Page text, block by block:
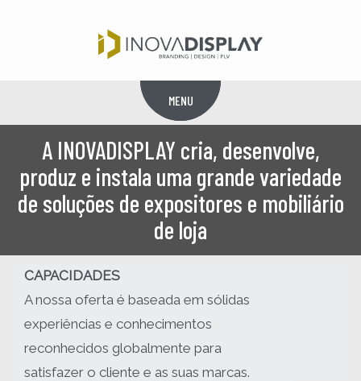
MENU
Menu
A INOVADISPLAY cria, desenvolve,
produz e instala uma grande variedade
de soluções de expositores e mobiliário
de loja
CAPACIDADES
A nossa oferta é baseada em sólidas
experiências e conhecimentos
reconhecidos globalmente para
satisfazer o cliente e as suas marcas.